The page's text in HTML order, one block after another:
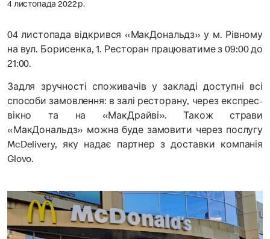
4 листопада 2022 р.
04 листопада відкрився «МакДональдз» у м. Рівному
на вул. Борисенка, 1. Ресторан працюватиме з 09:00 до
21:00.
Задля зручності споживачів у закладі доступні всі
способи замовлення: в залі ресторану, через експрес-
вікно та на «МакДрайві». Також страви
«МакДональдз» можна буде замовити через послугу
McDelivery, яку надає партнер з доставки компанія
Glovo.